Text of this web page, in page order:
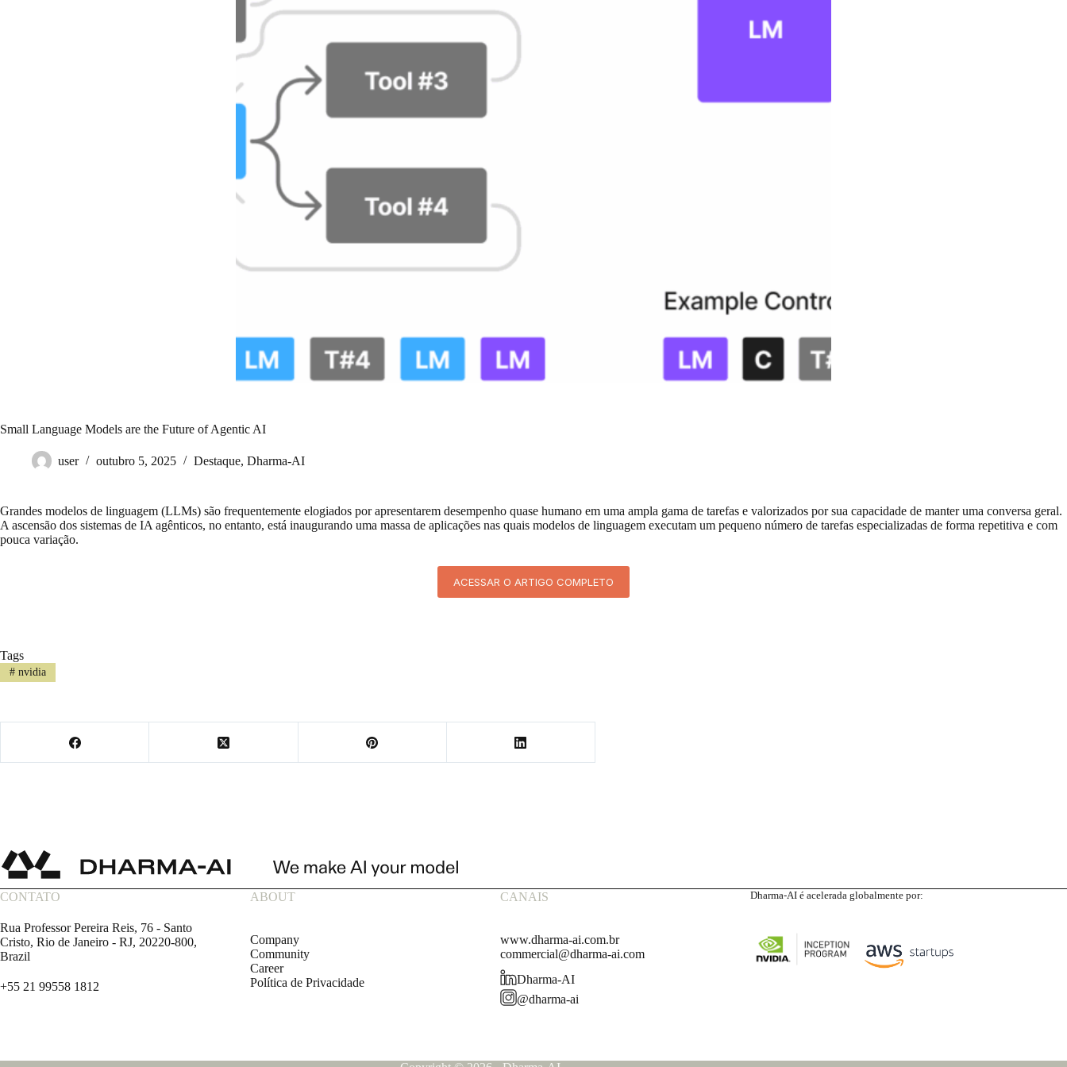
Small Language Models are the Future of Agentic AI
user outubro 5, 2025 Destaque, Dharma-AI
Grandes modelos de linguagem (LLMs) são frequentemente elogiados por apresentarem desempenho quase humano em uma ampla gama de tarefas e valorizados por sua capacidade de manter uma conversa geral.
A ascensão dos sistemas de IA agênticos, no entanto, está inaugurando uma massa de aplicações nas quais modelos de linguagem executam um pequeno número de tarefas especializadas de forma repetitiva e com
pouca variação.
ACESSAR O ARTIGO COMPLETO
Tags
#nvidia
CONTATO
Rua Professor Pereira Reis, 76 - Santo
Cristo, Rio de Janeiro - RJ, 20220-800,
Brazil
+55 21 99558 1812
ABOUT
Company
Community
Career
Política de Privacidade
CANAIS
www.dharma-ai.com.br
commercial@dharma-ai.com
Dharma-AI
@dharma-ai
Dharma-AI é acelerada globalmente por: